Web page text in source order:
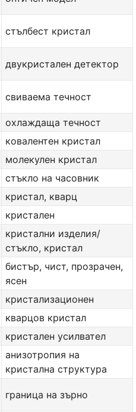
стълбест кристал
двукристален детектор
свиваема течност
охлаждаща течност
ковалентен кристал
молекулен кристал
стъкло на часовник
кристал, кварц
кристален
кристални изделия/
стъкло, кристал
бистър, чист, прозрачен,
ясен
кристализационен
кварцов кристал
кристален усилвател
анизотропия на
кристална структура
граница на зърно